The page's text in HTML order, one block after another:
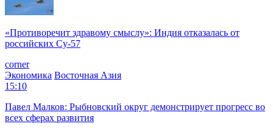
«Противоречит здравому смыслу»: Индия отказалась от
российских Су-57
corner
Экономика Восточная Азия
15:10
Павел Малков: Рыбновский округ демонстрирует прогресс во
всех сферах развития